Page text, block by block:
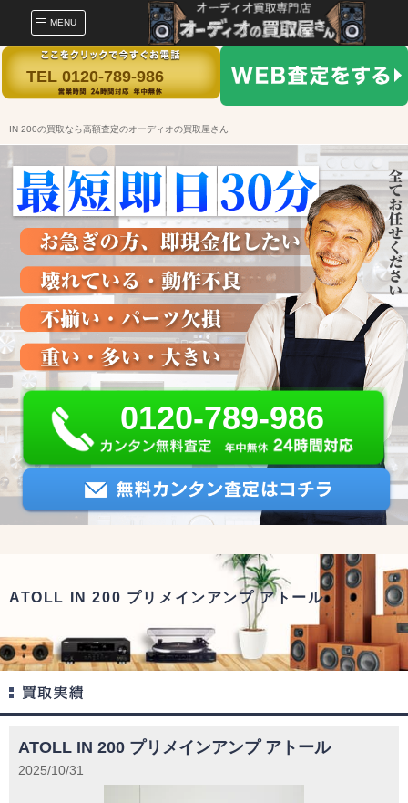
MENU
TEL 0120-789-986
IN 200の買取なら高額査定のオーディオの買取屋さん
0120-789-986
ATOLL IN 200 プリメインアンプ アトール
ATOLL IN 200 プリメインアンプ アトール
2025/10/31